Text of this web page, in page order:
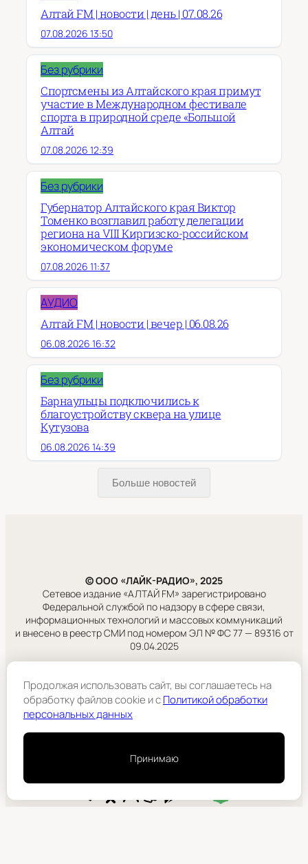
Алтай FM | новости | день | 07.08.26
07.08.2026 13:50
Без рубрики
Спортсмены из Алтайского края примут
участие в Международном фестивале
спорта в природной среде «Большой
Алтай
07.08.2026 12:39
Без рубрики
Губернатор Алтайского края Виктор
Томенко возглавил работу делегации
региона на VIII Киргизско-российском
экономическом форуме
07.08.2026 11:37
АУДИО
Алтай FM | новости | вечер | 06.08.26
06.08.2026 16:32
Без рубрики
Барнаульцы подключились к
благоустройству сквера на улице
Кутузова
06.08.2026 14:39
Больше новостей
© ООО «ЛАЙК-РАДИО», 2025
Сетевое издание «АЛТАЙ FM» зарегистрировано
Федеральной службой по надзору в сфере связи,
информационных технологий и массовых коммуникаций
и внесено в реестр СМИ под номером ЭЛ № ФС 77 — 89316 от
09.04.2025
Правовая информация
Учредитель:
ООО «ЛАЙК-РАДИО».
Продолжая использовать сайт, вы соглашаетесь на
обработку файлов cookie и cПолитикой обработки
персональных данных
Принимаю